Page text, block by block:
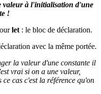
valeur à l'initialisation d'une
!
let : le bloc de déclaration.
avec la même portée.
la valeur d'une constante il
vrai si on a une valeur,
cas c'est la référence qu'on